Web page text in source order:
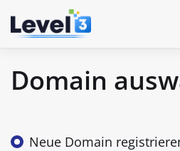
Domain
Neue Domain